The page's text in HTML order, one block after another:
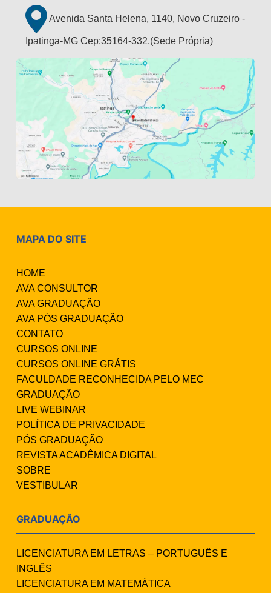
Avenida Santa Helena, 1140, Novo Cruzeiro -
Ipatinga-MG Cep:35164-332.(Sede Própria)
MAPA DO SITE
HOME
AVA CONSULTOR
AVA GRADUAÇÃO
AVA PÓS GRADUAÇÃO
CONTATO
CURSOS ONLINE
CURSOS ONLINE GRÁTIS
FACULDADE RECONHECIDA PELO MEC
GRADUAÇÃO
LIVE WEBINAR
POLÍTICA DE PRIVACIDADE
PÓS GRADUAÇÃO
REVISTA ACADÊMICA DIGITAL
SOBRE
VESTIBULAR
GRADUAÇÃO
LICENCIATURA EM LETRAS – PORTUGUÊS E
INGLÊS
LICENCIATURA EM MATEMÁTICA